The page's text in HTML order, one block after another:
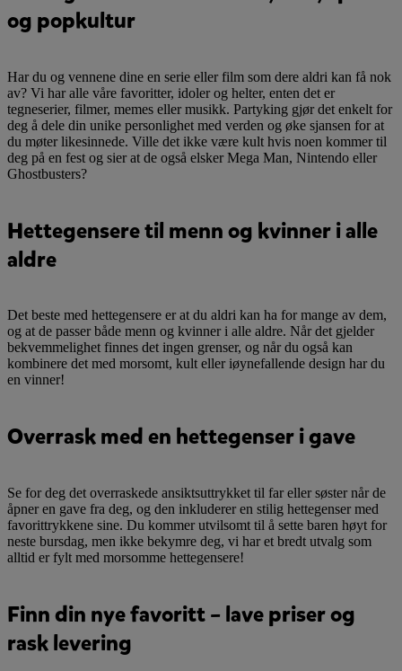
og popkultur
Har du og vennene dine en serie eller film som dere aldri kan få nok
av? Vi har alle våre favoritter, idoler og helter, enten det er
tegneserier, filmer, memes eller musikk. Partyking gjør det enkelt for
deg å dele din unike personlighet med verden og øke sjansen for at
du møter likesinnede. Ville det ikke være kult hvis noen kommer til
deg på en fest og sier at de også elsker Mega Man, Nintendo eller
Ghostbusters?
Hettegensere til menn og kvinner i alle
aldre
Det beste med hettegensere er at du aldri kan ha for mange av dem,
og at de passer både menn og kvinner i alle aldre. Når det gjelder
bekvemmelighet finnes det ingen grenser, og når du også kan
kombinere det med morsomt, kult eller iøynefallende design har du
en vinner!
Overrask med en hettegenser i gave
Se for deg det overraskede ansiktsuttrykket til far eller søster når de
åpner en gave fra deg, og den inkluderer en stilig hettegenser med
favorittrykkene sine. Du kommer utvilsomt til å sette baren høyt for
neste bursdag, men ikke bekymre deg, vi har et bredt utvalg som
alltid er fylt med morsomme hettegensere!
Finn din nye favoritt – lave priser og
rask levering